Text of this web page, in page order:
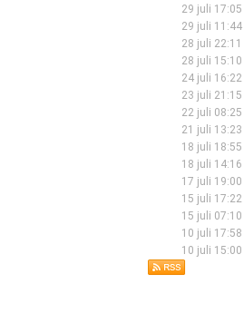
29 juli 17:05
29 juli 11:44
28 juli 22:11
28 juli 15:10
24 juli 16:22
23 juli 21:15
22 juli 08:25
21 juli 13:23
18 juli 18:55
18 juli 14:16
17 juli 19:00
15 juli 17:22
15 juli 07:10
10 juli 17:58
10 juli 15:00